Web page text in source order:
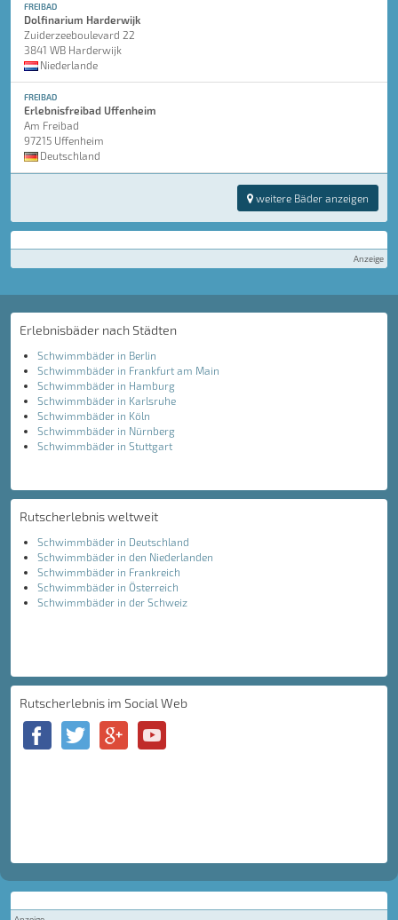
FREIBAD
Dolfinarium Harderwijk
Zuiderzeeboulevard 22
3841 WB Harderwijk
Niederlande
FREIBAD
Erlebnisfreibad Uffenheim
Am Freibad
97215 Uffenheim
Deutschland
weitere Bäder anzeigen
Anzeige
Erlebnisbäder nach Städten
Schwimmbäder in Berlin
Schwimmbäder in Frankfurt am Main
Schwimmbäder in Hamburg
Schwimmbäder in Karlsruhe
Schwimmbäder in Köln
Schwimmbäder in Nürnberg
Schwimmbäder in Stuttgart
Rutscherlebnis weltweit
Schwimmbäder in Deutschland
Schwimmbäder in den Niederlanden
Schwimmbäder in Frankreich
Schwimmbäder in Österreich
Schwimmbäder in der Schweiz
Rutscherlebnis im Social Web